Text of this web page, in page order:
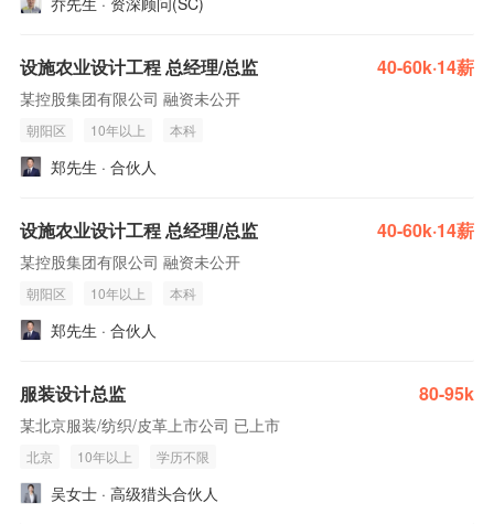
设施农业设计工程 总经理/总监 40-60k·14薪
某控股集团有限公司 融资未公开
朝阳区 10年以上 本科
郑先生 · 合伙人
设施农业设计工程 总经理/总监 40-60k·14薪
某控股集团有限公司 融资未公开
朝阳区 10年以上 本科
郑先生 · 合伙人
服装设计总监 80-95k
某北京服装/纺织/皮革上市公司 已上市
北京 10年以上 学历不限
吴女士 · 高级猎头合伙人